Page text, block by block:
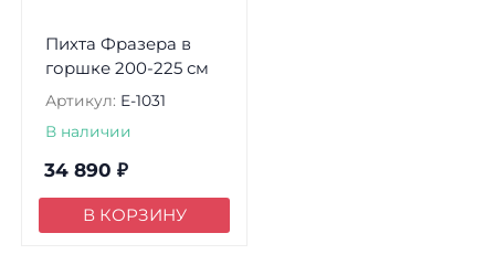
Пихта Фразера в
горшке 200-225 см
Артикул: E-1031
В наличии
34 890 ₽
В КОРЗИНУ